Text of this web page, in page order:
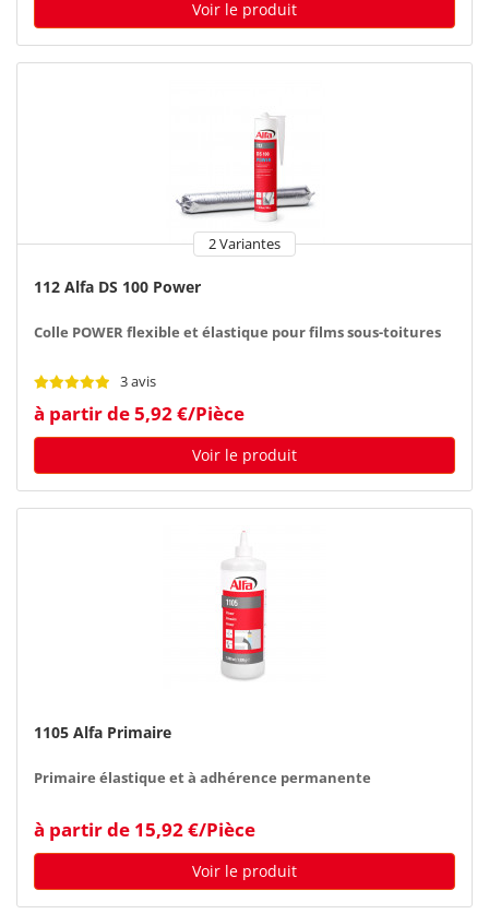
Voir le produit
2 Variantes
112 Alfa DS 100 Power
Colle POWER flexible et élastique pour films sous-toitures
3 avis
à partir de 5,92 €/Pièce
Voir le produit
1105 Alfa Primaire
Primaire élastique et à adhérence permanente
à partir de 15,92 €/Pièce
Voir le produit